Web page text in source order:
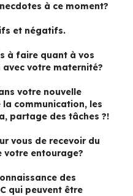
à ce moment?
et négatifs.
à faire quant à vos
votre maternité?
votre nouvelle
communication, les
partage des tâches ?!
vous de recevoir du
votre entourage?
des
qui peuvent être